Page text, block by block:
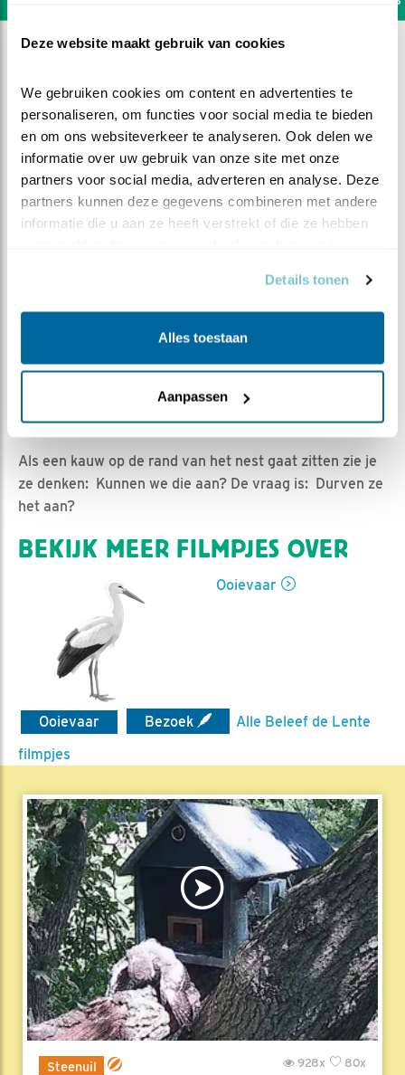
Deze website maakt gebruik van cookies
We gebruiken cookies om content en advertenties te
personaliseren, om functies voor social media te bieden
en om ons websiteverkeer te analyseren. Ook delen we
informatie over uw gebruik van onze site met onze
partners voor social media, adverteren en analyse. Deze
partners kunnen deze gegevens combineren met andere
informatie die u aan ze heeft verstrekt of die ze hebben
Details tonen
Alles toestaan
Aanpassen
Kunnen we die aan ????
Jan-Willem BDL | Geplaatst op 13 juli 2019, 8:43 |
Vind ik leuk| Bewaar dit filmpje|
1097x
Als een kauw op de rand van het nest gaat zitten zie je
ze denken: Kunnen we die aan? De vraag is: Durven ze
het aan?
BEKIJK MEER FILMPJES OVER
Ooievaar
Ooievaar Bezoek
Alle Beleef de Lente
filmpjes
Steenuil 80x
928x